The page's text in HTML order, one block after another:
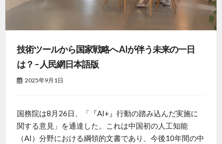
技術ツールから国家戦略へ AIが伴う未来の一日
は？ – 人民網日本語版
2025年9月1日
国務院は8月26日、「『AI+』行動の踏み込んだ実施に
関する意見」を通達した。これは中国初の人工知能
（AI）分野における綱領的文書であり、今後10年間の中